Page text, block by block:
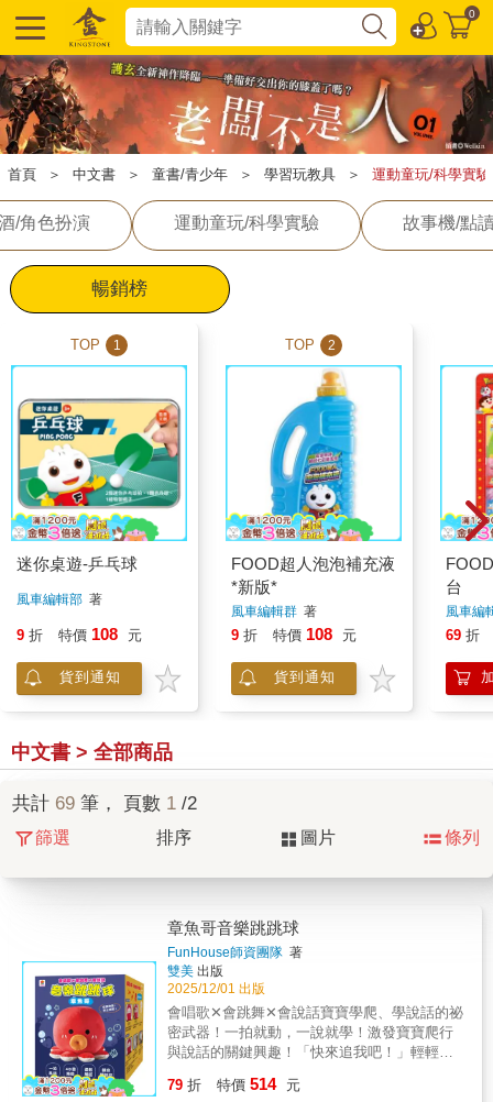
0
首頁 ＞ 中文書 ＞ 童書/青少年 ＞ 學習玩教具 ＞ 運動童玩/科學實驗
/角色扮演 運動童玩/科學實驗 故事機/點
暢銷榜
TOP 1
迷你桌遊-乒乓球
風車編輯部 著
9 折 特價 108 元
貨到通知
TOP 2
FOOD超人泡泡補充液
*新版*
風車編輯群 著
9 折 特價 108 元
貨到通知
台
風車編
69 折
中文書 > 全部商品
共計 69 筆， 頁數 1 /2
篩選 排序 圖片 條列
章魚哥音樂跳跳球
FunHouse師資團隊 著
雙美 出版
2025/12/01 出版
會唱歌✕會跳舞✕會說話寶寶學爬、學說話的祕
密武器！一拍就動，一說就學！激發寶寶爬行
與說話的關鍵興趣！「快來追我吧！」輕輕拍
跳動」，再次拍打「切換歌曲」，吸引寶寶持
79 折 特價 514 元